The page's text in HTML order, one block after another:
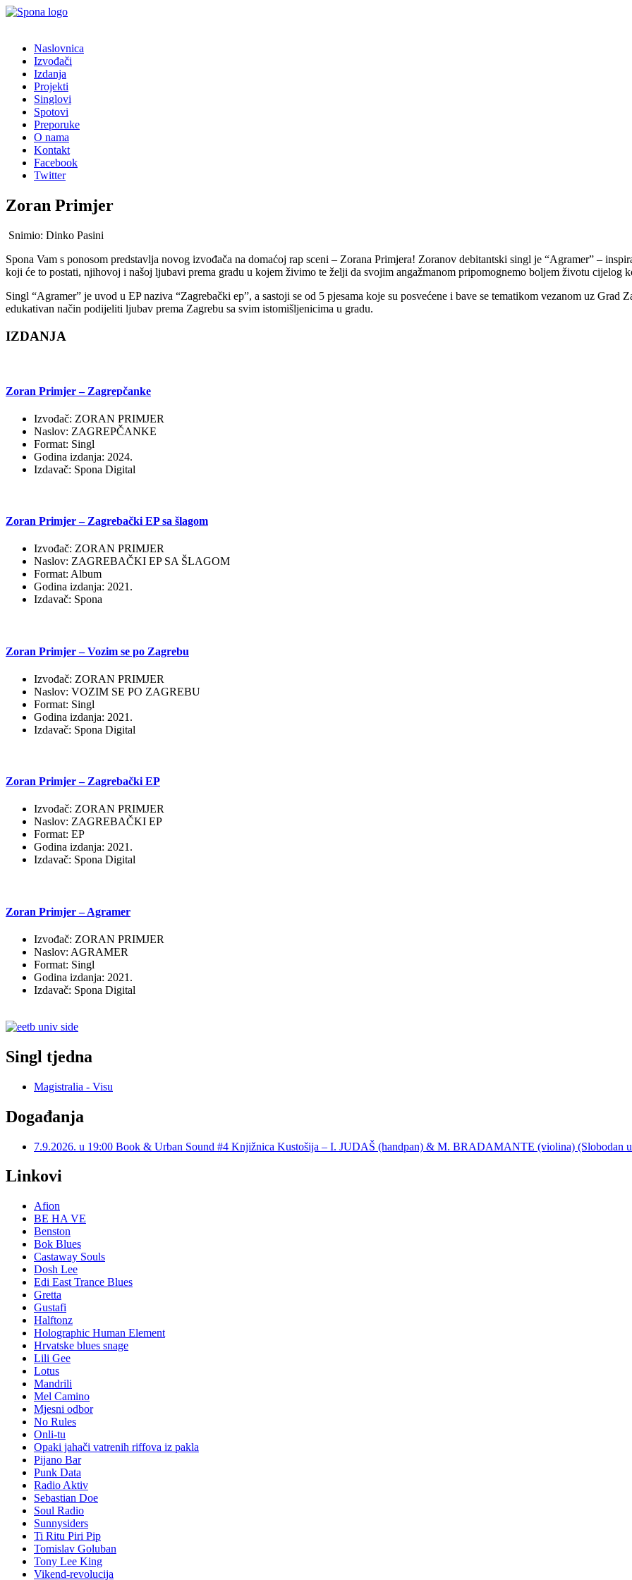
Naslovnica
Izvođači
Izdanja
Projekti
Singlovi
Spotovi
Preporuke
O nama
Kontakt
Facebook
Twitter
Zoran Primjer
Snimio: Dinko Pasini
Spona Vam s ponosom predstavlja novog izvođača na domaćoj rap sceni – Zorana Primjera! Zoranov debitantski singl je “Agramer” –
koji će to postati, njihovoj i našoj ljubavi prema gradu u kojem živimo te želji da svojim angažmanom pripomognemo boljem životu cijelog
Singl “Agramer” je uvod u EP naziva “Zagrebački ep”, a sastoji se od 5 pjesama koje su posvećene i bave se tematikom vezanom uz
edukativan način podijeliti ljubav prema Zagrebu sa svim istomišljenicima u gradu.
IZDANJA
Zoran Primjer – Zagrepčanke
Izvođač: ZORAN PRIMJER
Naslov: ZAGREPČANKE
Format: Singl
Godina izdanja: 2024.
Izdavač: Spona Digital
Zoran Primjer – Zagrebački EP sa šlagom
Izvođač: ZORAN PRIMJER
Naslov: ZAGREBAČKI EP SA ŠLAGOM
Format: Album
Godina izdanja: 2021.
Izdavač: Spona
Zoran Primjer – Vozim se po Zagrebu
Izvođač: ZORAN PRIMJER
Naslov: VOZIM SE PO ZAGREBU
Format: Singl
Godina izdanja: 2021.
Izdavač: Spona Digital
Zoran Primjer – Zagrebački EP
Izvođač: ZORAN PRIMJER
Naslov: ZAGREBAČKI EP
Format: EP
Godina izdanja: 2021.
Izdavač: Spona Digital
Zoran Primjer – Agramer
Izvođač: ZORAN PRIMJER
Naslov: AGRAMER
Format: Singl
Godina izdanja: 2021.
Izdavač: Spona Digital
Singl tjedna
Magistralia - Visu
Događanja
7.9.2026. u 19:00 Book & Urban Sound #4 Knjižnica Kustošija – I. JUDAŠ (handpan) & M. BRADAMANTE (violina) (Slobodan
Linkovi
Afion
BE HA VE
Benston
Bok Blues
Castaway Souls
Dosh Lee
Edi East Trance Blues
Gretta
Gustafi
Halftonz
Holographic Human Element
Hrvatske blues snage
Lili Gee
Lotus
Mandrili
Mel Camino
Mjesni odbor
No Rules
Onli-tu
Opaki jahači vatrenih riffova iz pakla
Pijano Bar
Punk Data
Radio Aktiv
Sebastian Doe
Soul Radio
Sunnysiders
Ti Ritu Piri Pip
Tomislav Goluban
Tony Lee King
Vikend-revolucija